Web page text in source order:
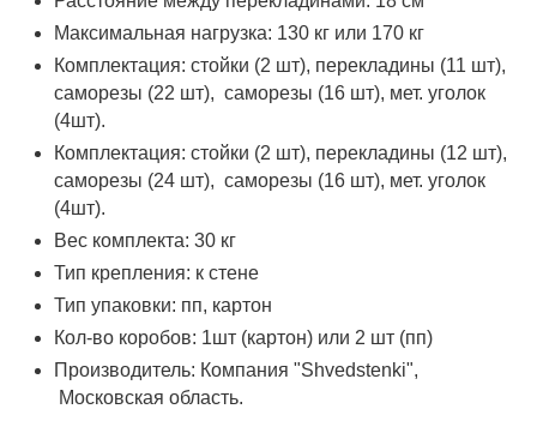
Максимальная нагрузка: 130 кг или 170 кг
Комплектация: стойки (2 шт), перекладины (11 шт),
саморезы (22 шт), саморезы (16 шт), мет. уголок
(4шт).
Комплектация: стойки (2 шт), перекладины (12 шт),
саморезы (24 шт), саморезы (16 шт), мет. уголок
(4шт).
Вес комплекта: 30 кг
Тип крепления: к стене
Тип упаковки: пп, картон
Кол-во коробов: 1шт (картон) или 2 шт (пп)
Производитель: Компания "Shvedstenki",
Московская область.